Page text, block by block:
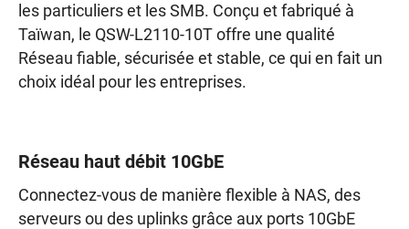
les particuliers et les SMB. Conçu et fabriqué à
Taïwan, le QSW-L2110-10T offre une qualité
Réseau fiable, sécurisée et stable, ce qui en fait un
choix idéal pour les entreprises.
Réseau haut débit 10GbE
Connectez-vous de manière flexible à NAS, des
serveurs ou des uplinks grâce aux ports 10GbE